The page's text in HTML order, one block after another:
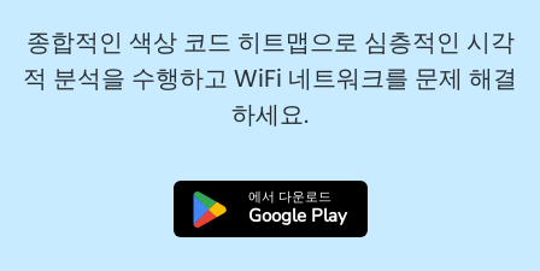
종합적인 색상 코드 히트맵으로 심층적인 시각
적 분석을 수행하고 WiFi 네트워크를 문제 해결
하세요.
에서 다운로드
Google Play